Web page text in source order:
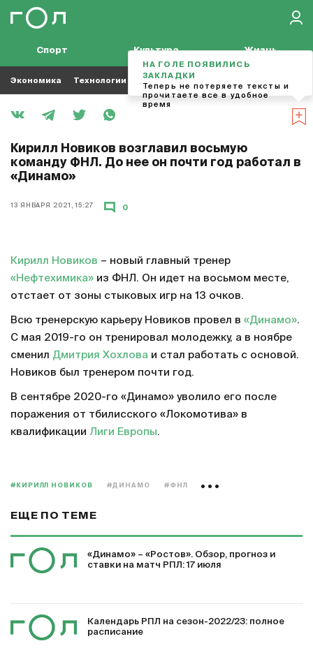
Спорт Культура Жизнь
Экономика Технологии Кино Футбол
Кирилл Новиков возглавил восьмую
команду ФНЛ. До нее он почти год работал в
«Динамо»
13 ЯНВАРЯ 2021, 15:27 0
Кирилл Новиков – новый главный тренер
«Нефтехимика» из ФНЛ. Он идет на восьмом месте,
отстает от зоны стыковых игр на 13 очков.
Всю тренерскую карьеру Новиков провел в «Динамо».
С мая 2019-го он тренировал молодежку, а в ноябре
сменил Дмитрия Хохлова и стал работать с основой.
Новиков был тренером почти год.
В сентябре 2020-го «Динамо» уволило его после
поражения от тбилисского «Локомотива» в
квалификации Лиги Европы.
#КИРИЛЛ НОВИКОВ #ДИНАМО #ФНЛ
ЕЩЕ ПО ТЕМЕ
«Динамо» – «Ростов». Обзор, прогноз и
ставки на матч РПЛ: 17 июля
Календарь РПЛ на сезон-2022/23: полное
расписание
НА ГОЛЕ ПОЯВИЛИСЬ
ЗАКЛАДКИ
Теперь не потеряете тексты и
прочитаете все в удобное
время